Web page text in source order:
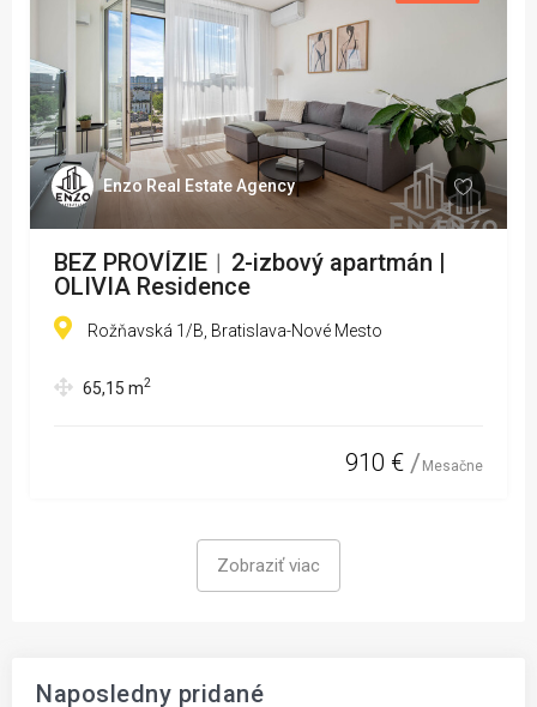
Enzo Real Estate Agency
BEZ PROVÍZIE︱2-izbový apartmán |
OLIVIA Residence
Rožňavská 1/B, Bratislava-Nové Mesto
65,15 m2
910 € Mesačne
Zobraziť viac
Naposledny pridané